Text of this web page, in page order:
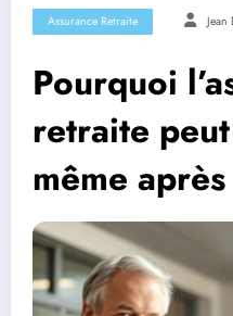
Assurance Retraite Jean
Pourquoi
retraite
même